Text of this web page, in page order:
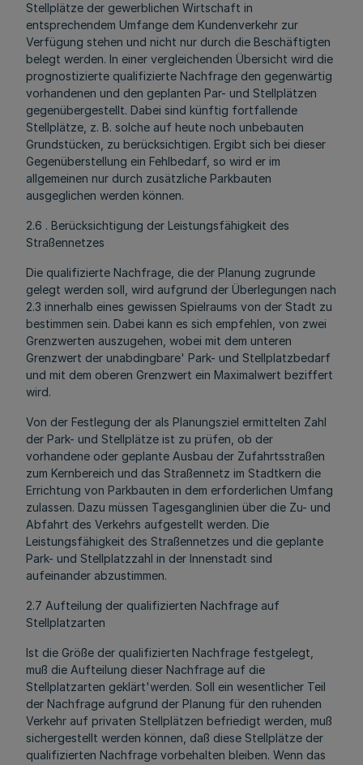
Stellplätze der gewerblichen Wirtschaft in
entsprechendem Umfange dem Kundenverkehr zur
Verfügung stehen und nicht nur durch die Beschäftigten
belegt werden. In einer vergleichenden Übersicht wird die
prognostizierte qualifizierte Nachfrage den gegenwärtig
vorhandenen und den geplanten Par- und Stellplätzen
gegenübergestellt. Dabei sind künftig fortfallende
Stellplätze, z. B. solche auf heute noch unbebauten
Grundstücken, zu berücksichtigen. Ergibt sich bei dieser
Gegenüberstellung ein Fehlbedarf, so wird er im
allgemeinen nur durch zusätzliche Parkbauten
ausgeglichen werden können.
2.6 . Berücksichtigung der Leistungsfähigkeit des
Straßennetzes
Die qualifizierte Nachfrage, die der Planung zugrunde
gelegt werden soll, wird aufgrund der Überlegungen nach
2.3 innerhalb eines gewissen Spielraums von der Stadt zu
bestimmen sein. Dabei kann es sich empfehlen, von zwei
Grenzwerten auszugehen, wobei mit dem unteren
Grenzwert der unabdingbare' Park- und Stellplatzbedarf
und mit dem oberen Grenzwert ein Maximalwert beziffert
wird.
Von der Festlegung der als Planungsziel ermittelten Zahl
der Park- und Stellplätze ist zu prüfen, ob der
vorhandene oder geplante Ausbau der Zufahrtsstraßen
zum Kernbereich und das Straßennetz im Stadtkern die
Errichtung von Parkbauten in dem erforderlichen Umfang
zulassen. Dazu müssen Tagesganglinien über die Zu- und
Abfahrt des Verkehrs aufgestellt werden. Die
Leistungsfähigkeit des Straßennetzes und die geplante
Park- und Stellplatzzahl in der Innenstadt sind
aufeinander abzustimmen.
2.7 Aufteilung der qualifizierten Nachfrage auf
Stellplatzarten
Ist die Größe der qualifizierten Nachfrage festgelegt,
muß die Aufteilung dieser Nachfrage auf die
Stellplatzarten geklärt'werden. Soll ein wesentlicher Teil
der Nachfrage aufgrund der Planung für den ruhenden
Verkehr auf privaten Stellplätzen befriedigt werden, muß
sichergestellt werden können, daß diese Stellplätze der
qualifizierten Nachfrage vorbehalten bleiben. Wenn das